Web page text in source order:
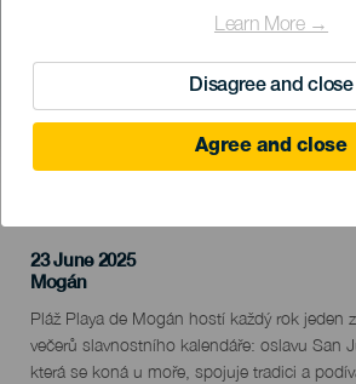
Learn More →
Disagree and close
Agree and close
23 June 2025
Localidad
Mogán
Descripción
del
evento
Pláž Playa de Mogán hostí každý rok jeden
večerů slavnostního kalendáře: oslavu San
která se koná u moře, spojuje tradici a